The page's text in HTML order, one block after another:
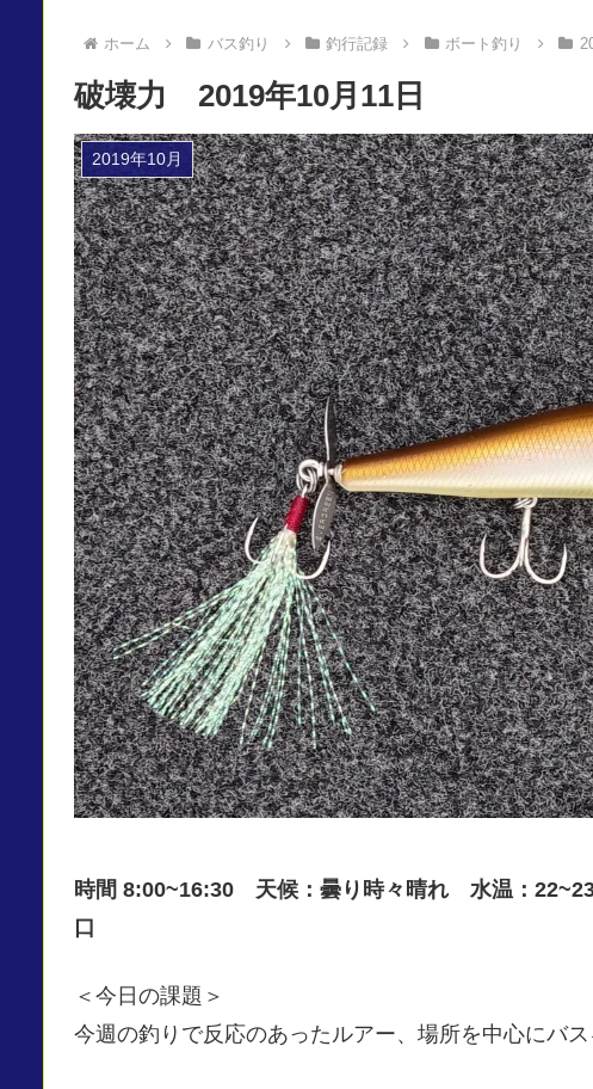
ホーム バス釣り 釣行記録 ボート釣り
破壊力 2019年10月11日
2019年10月
時間 8:00~16:30 天候：曇り時々晴れ 水温：
口
＜今日の課題＞
今週の釣りで反応のあったルアー、場所を中心にバス